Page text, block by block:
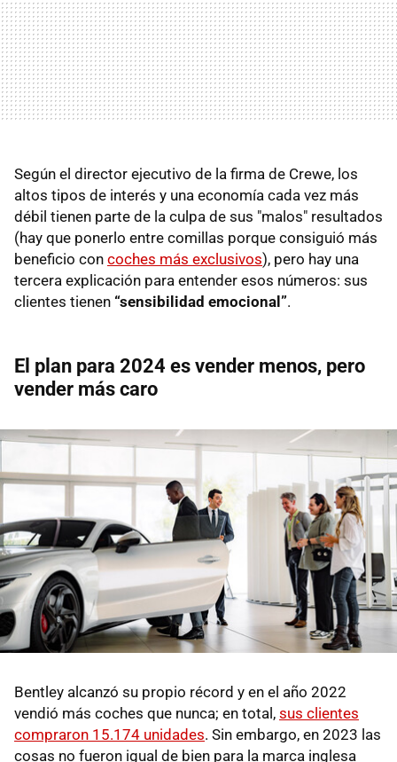
Según el director ejecutivo de la firma de Crewe, los
altos tipos de interés y una economía cada vez más
débil tienen parte de la culpa de sus "malos" resultados
(hay que ponerlo entre comillas porque consiguió más
beneficio con coches más exclusivos), pero hay una
tercera explicación para entender esos números: sus
clientes tienen “sensibilidad emocional”.
El plan para 2024 es vender menos, pero
vender más caro
Bentley alcanzó su propio récord y en el año 2022
vendió más coches que nunca; en total, sus clientes
compraron 15.174 unidades. Sin embargo, en 2023 las
cosas no fueron igual de bien para la marca inglesa